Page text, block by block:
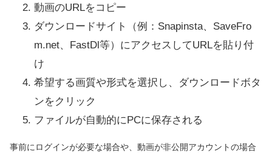
動画のURLをコピー
ダウンロードサイト（例：Snapinsta、SaveFro
m.net、FastDl等）にアクセスしてURLを貼り付
け
希望する画質や形式を選択し、ダウンロードボタ
ンをクリック
ファイルが自動的にPCに保存される
事前にログインが必要な場合や、動画が非公開アカウントの場合